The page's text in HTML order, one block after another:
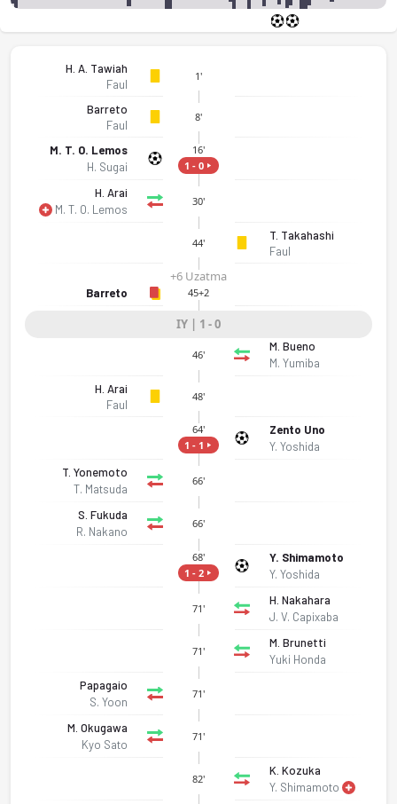
H. A. Tawiah
Faul
1'
Barreto
Faul
8'
M. T. O. Lemos
H. Sugai
16'
1 - 0
H. Arai
M. T. O. Lemos
30'
44'
T. Takahashi
Faul
+6 Uzatma
Barreto 45+2
IY | 1 - 0
46'
M. Bueno
M. Yumiba
H. Arai
Faul
48'
64'
1 - 1
Zento Uno
Y. Yoshida
T. Yonemoto
T. Matsuda
66'
S. Fukuda
R. Nakano
66'
68'
1 - 2
Y. Shimamoto
Y. Yoshida
71'
H. Nakahara
J. V. Capixaba
71'
M. Brunetti
Yuki Honda
Papagaio
S. Yoon
71'
M. Okugawa
Kyo Sato
71'
82'
K. Kozuka
Y. Shimamoto